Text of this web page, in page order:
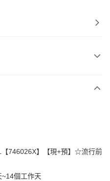
746026X】【現+預】☆流行前
個工作天